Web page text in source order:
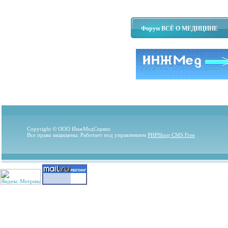
Форум ВСЁ О МЕДИЦИНЕ
Copyright © ООО ИнжМедСервис
Все права защищены. Работает под управлением PHPShop CMS Free